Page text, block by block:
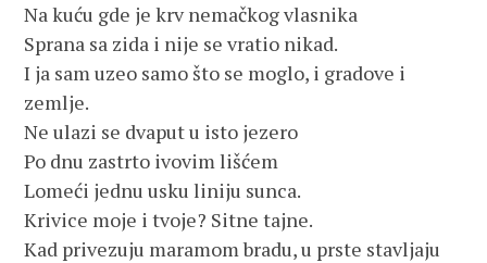
Na kuću gde je krv nemačkog vlasnika
Sprana sa zida i nije se vratio nikad.
I ja sam uzeo samo što se moglo, i gradove i
zemlje.
Ne ulazi se dvaput u isto jezero
Po dnu zastrto ivovim lišćem
Lomeći jednu usku liniju sunca.
Krivice moje i tvoje? Sitne tajne.
Kad privezuju maramom bradu, u prste stavljaju